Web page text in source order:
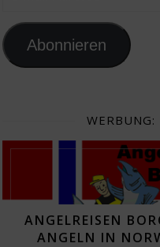
Abonnieren
WERBUNG:
ANGELREISEN
ANGELN IN